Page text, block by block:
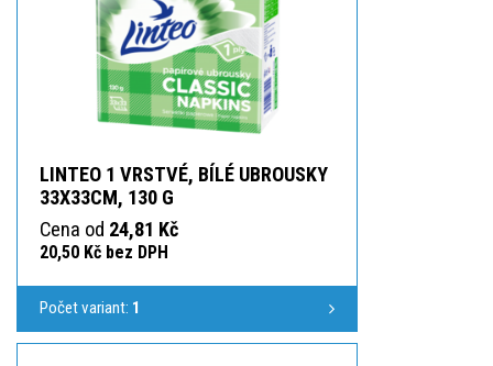
LINTEO 1 VRSTVÉ, BÍLÉ UBROUSKY
33X33CM, 130 G
Cena od 24,81 Kč
20,50 Kč bez DPH
Počet variant: 1